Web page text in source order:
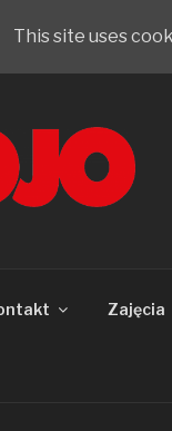
Zajęcia
This site uses